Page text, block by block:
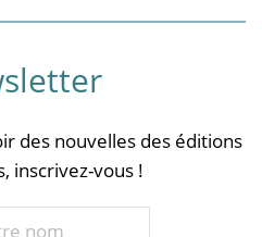
des nouvelles des éditions
inscrivez-vous !